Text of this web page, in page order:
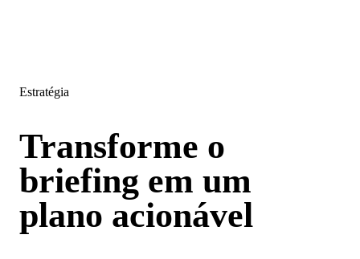
Estratégia
Transforme o
briefing em um
plano acionável